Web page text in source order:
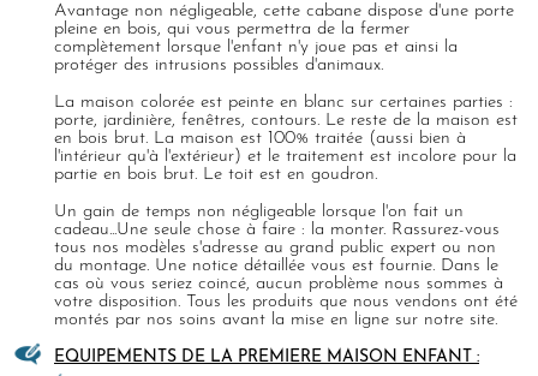
Avantage non négligeable, cette cabane dispose d'une porte
pleine en bois, qui vous permettra de la fermer
complètement lorsque l'enfant n'y joue pas et ainsi la
protéger des intrusions possibles d'animaux.
La maison colorée est peinte en blanc sur certaines parties :
porte, jardinière, fenêtres, contours. Le reste de la maison est
en bois brut. La maison est 100% traitée (aussi bien à
l'intérieur qu'à l'extérieur) et le traitement est incolore pour la
partie en bois brut. Le toit est en goudron.
Un gain de temps non négligeable lorsque l'on fait un
cadeau...Une seule chose à faire : la monter. Rassurez-vous
tous nos modèles s'adresse au grand public expert ou non
du montage. Une notice détaillée vous est fournie. Dans le
cas où vous seriez coincé, aucun problème nous sommes à
votre disposition. Tous les produits que nous vendons ont été
montés par nos soins avant la mise en ligne sur notre site.
EQUIPEMENTS DE LA PREMIERE MAISON ENFANT :